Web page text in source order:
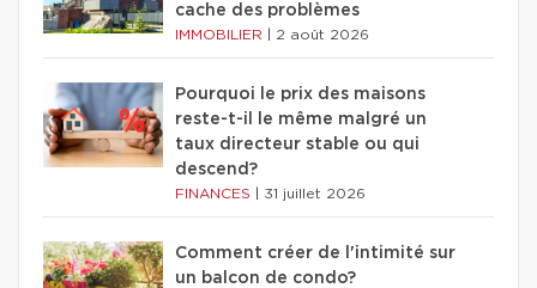
cache des problèmes
IMMOBILIER 2 août 2026
Pourquoi le prix des maisons
reste-t-il le même malgré un
taux directeur stable ou qui
descend?
FINANCES 31 juillet 2026
Comment créer de l'intimité sur
un balcon de condo?